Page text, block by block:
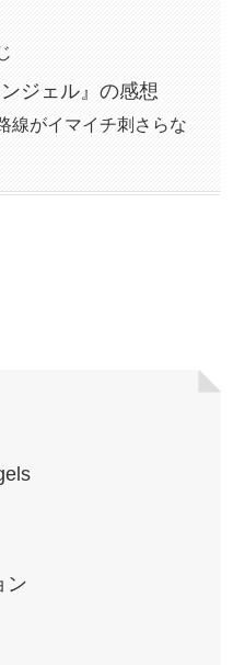
ジェル』の感想
線がイマイチ刺さらな
ン